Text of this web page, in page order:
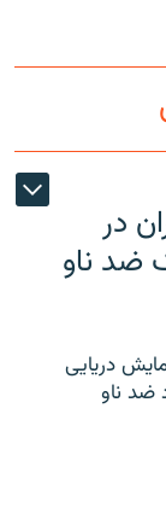
در
ضد ناو
دریایی
ضد ناو